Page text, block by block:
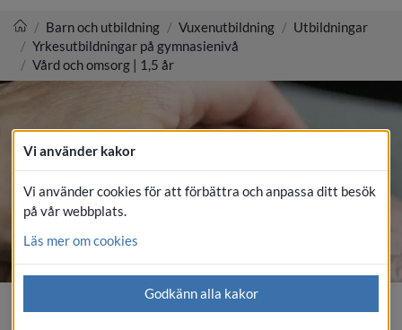
Nässjö kommun
/ Barn och utbildning / Vuxenutbildning / Utbildningar
/ Yrkesutbildningar på gymnasienivå
/ Vård och omsorg | 1,5 år
Vård och omsorg | 1,5 år komvux
Vi använder kakor
Vi använder cookies för att förbättra och anpassa ditt besök
på vår webbplats.
Läs mer om cookies
Godkänn alla kakor